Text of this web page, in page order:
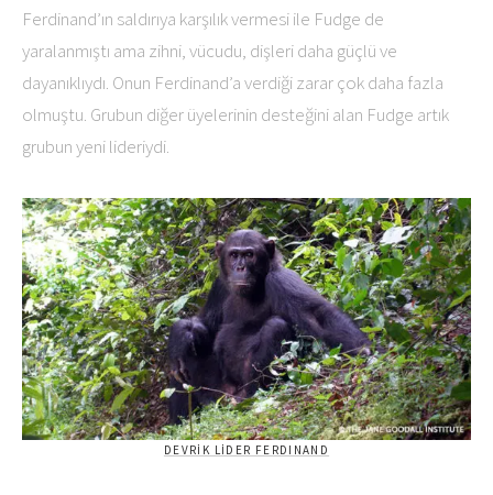
Ferdinand’ın saldırıya karşılık vermesi ile Fudge de
yaralanmıştı ama zihni, vücudu, dişleri daha güçlü ve
dayanıklıydı. Onun Ferdinand’a verdiği zarar çok daha fazla
olmuştu. Grubun diğer üyelerinin desteğini alan Fudge artık
grubun yeni lideriydi.
DEVRIK LIDER FERDINAND